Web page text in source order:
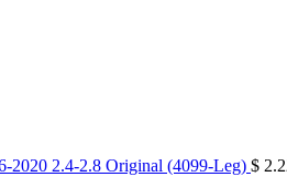
2020 2.4-2.8 Original (4099-Leg) $